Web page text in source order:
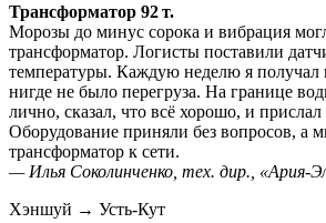
Трансформатор 92 т.
Морозы до минус сорока и вибрация
трансформатор. Логисты поставили
температуры. Каждую неделю я получал
нигде не было перегруза. На границе
лично, сказал, что всё хорошо, и
Оборудование приняли без вопросов, а
трансформатор к сети.
— Илья Соколинченко, тех. дир.,
Хэншуй → Усть-Кут